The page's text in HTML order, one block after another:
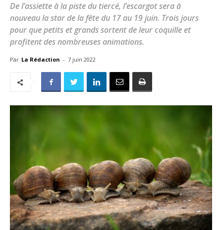
De l’assiette à la piste du tiercé, l’escargot sera à
nouveau la star de la fête du 17 au 19 juin. Trois jours
pour que petits et grands sortent de leur coquille et
profitent des nombreuses animations.
Par La Rédaction - 7 juin 2022